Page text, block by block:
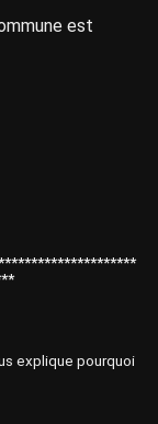
est
explique pourquoi